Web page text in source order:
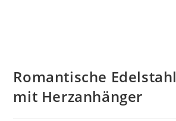
Romantische
mit Herzanhänger